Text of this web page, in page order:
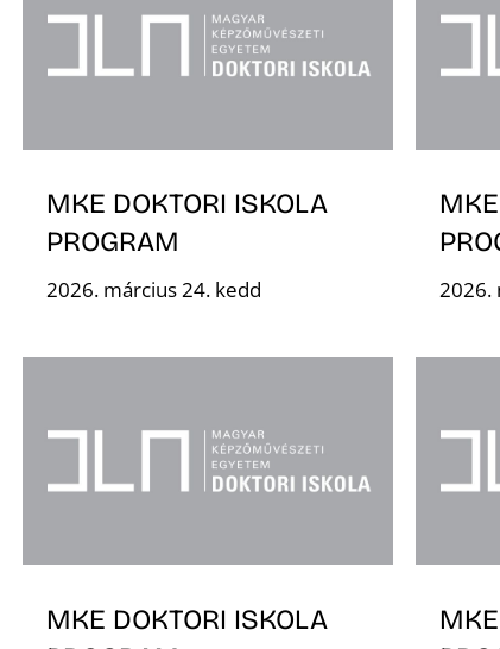
MKE DOKTORI ISKOLA
PROGRAM
2026. március 24. kedd 2026.
MKE DOKTORI ISKOLA